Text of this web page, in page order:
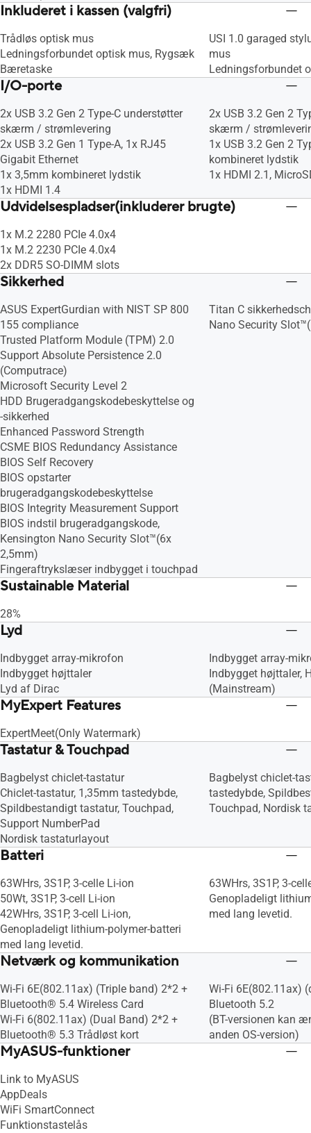
Inkluderet i kassen (valgfri)
Trådløs optisk mus
Ledningsforbundet optisk mus, Rygsæk
Bæretaske
USI 1.0 garaged
mus
Ledningsforbundet
I/O-porte
2x USB 3.2 Gen 2 Type-C understøtter
skærm / strømlevering
2x USB 3.2 Gen 1 Type-A, 1x RJ45
Gigabit Ethernet
1x 3,5mm kombineret lydstik
1x HDMI 1.4
2x USB 3.2 Gen 2
skærm /
1x USB 3.2 Gen 2
kombineret lydstik
1x HDMI 2.1,
Udvidelsespladser(inkluderer brugte)
1x M.2 2280 PCIe 4.0x4
1x M.2 2230 PCIe 4.0x4
2x DDR5 SO-DIMM slots
Sikkerhed
ASUS ExpertGurdian with NIST SP 800
155 compliance
Trusted Platform Module (TPM) 2.0
Support Absolute Persistence 2.0
(Computrace)
Microsoft Security Level 2
HDD Brugeradgangskodebeskyttelse og
-sikkerhed
Enhanced Password Strength
CSME BIOS Redundancy Assistance
BIOS Self Recovery
BIOS opstarter
brugeradgangskodebeskyttelse
BIOS Integrity Measurement Support
BIOS indstil brugeradgangskode,
Kensington Nano Security Slot™(6x
2,5mm)
Fingeraftrykslæser indbygget i touchpad
Titan C
Nano Security
Sustainable Material
28%
Lyd
Indbygget array-mikrofon
Indbygget højttaler
Lyd af Dirac
Indbygget array-
Indbygget højttaler,
(Mainstream)
MyExpert Features
ExpertMeet(Only Watermark)
Tastatur & Touchpad
Bagbelyst chiclet-tastatur
Chiclet-tastatur, 1,35mm tastedybde,
Spildbestandigt tastatur, Touchpad,
Support NumberPad
Nordisk tastaturlayout
Bagbelyst chiclet-
tastedybde,
Touchpad, Nordisk
Batteri
63WHrs, 3S1P, 3-celle Li-ion
50Wt, 3S1P, 3-cell Li-ion
42WHrs, 3S1P, 3-cell Li-ion,
Genopladeligt lithium-polymer-batteri
med lang levetid.
63WHrs, 3S1P, 3-
Genopladeligt
med lang levetid.
Netværk og kommunikation
Wi-Fi 6E(802.11ax) (Triple band) 2*2 +
Bluetooth® 5.4 Wireless Card
Wi-Fi 6(802.11ax) (Dual Band) 2*2 +
Bluetooth® 5.3 Trådløst kort
Wi-Fi 6E(802.11ax)
Bluetooth 5.2
(BT-versionen kan
anden OS-version)
MyASUS-funktioner
Link to MyASUS
AppDeals
WiFi SmartConnect
Funktionstastelås